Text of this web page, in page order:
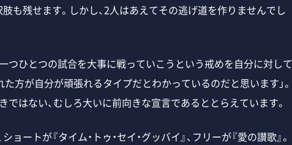
残せます。しかし、2人はあえてその逃げ道を作りませんでし
つひとつの試合を大事に戦っていこうという戒めを自分に対して
方が自分が頑張れるタイプだとわかっているのだと思います」。
ではない、むしろ大いに前向きな宣言であるととらえています。
ートが『タイム・トゥ・セイ・グッバイ』、フリーが『愛の讃歌』。